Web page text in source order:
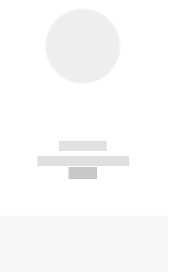
------------
----------- -----------